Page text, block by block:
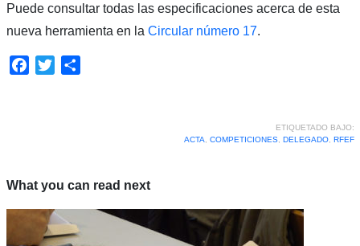
Puede consultar todas las especificaciones acerca de esta
nueva herramienta en la Circular número 17.
Facebook
Twitter
ETIQUETADO BAJO:
ACTA
COMPETICIONES, DELEGADO, RFEF
What you can read next